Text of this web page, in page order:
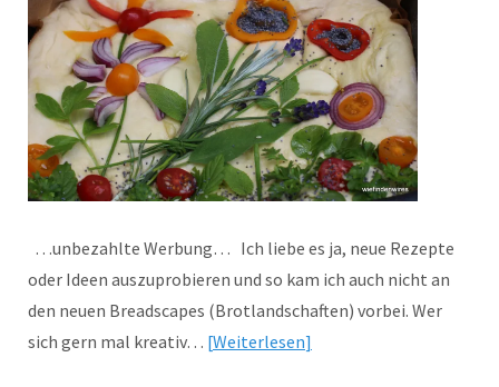
…unbezahlte Werbung… Ich liebe es ja, neue Rezepte
oder Ideen auszuprobieren und so kam ich auch nicht an
den neuen Breadscapes (Brotlandschaften) vorbei. Wer
sich gern mal kreativ… Weiterlesen